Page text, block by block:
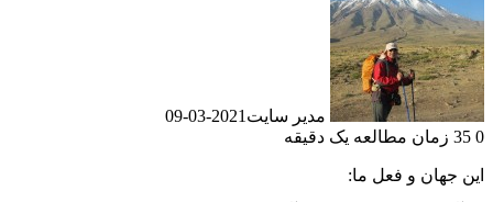
مدیر سایت 2021-03-09
0
زمان مطالعه یک دقیقه
این جهان و فعل ما: